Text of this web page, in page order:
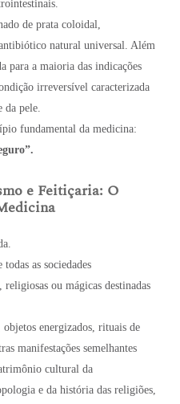
de prata coloidal,
natural universal. Além
para a maioria das indicações
irreversível caracterizada
da pele.
fundamental da medicina:
e Feitiçaria: O
as sociedades
ou mágicas destinadas
energizados, rituais de
manifestações semelhantes
cultural da
e da história das religiões,